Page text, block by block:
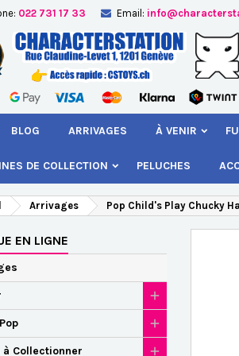
022 731 17 33 Email:
BLOG ARRIVAGES À VENIR
DE COLLECTION PELUCHES
Arrivages Pop Child's Play Chucky
EN LIGNE
à Collectionner